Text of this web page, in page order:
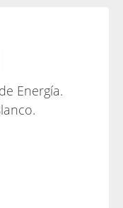
Energía.